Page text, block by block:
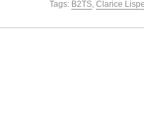
Tags: B2TS, Clarice